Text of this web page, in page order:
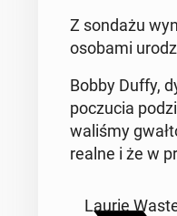
Z sondażu
osobami
Bobby Duffy,
po­czu­cia
wa­li­śmy
realne i że w
Laurie